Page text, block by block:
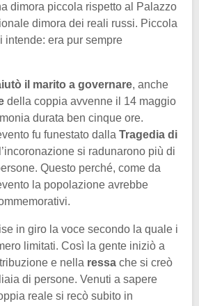
dimora piccola rispetto al Palazzo
dimora dei reali russi. Piccola
intende: era pur sempre
il marito a governare, anche
della coppia avvenne il 14 maggio
durata ben cinque ore.
fu funestato dalla Tragedia di
si radunarono più di
Questo perché, come da
la popolazione avrebbe
in giro la voce secondo la quale i
limitati. Così la gente iniziò a
e nella ressa che si creò
di persone. Venuti a sapere
reale si recò subito in